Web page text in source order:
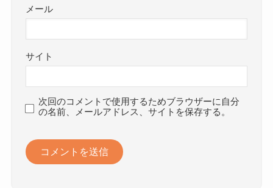
メール
サイト
次回のコメントで使用するためブラウザーに自分
の名前、メールアドレス、サイトを保存する。